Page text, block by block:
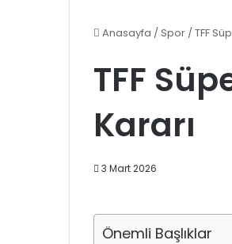
Anasayfa /Spor /TFF
TFF
Kararı
3 Mart 2026
Önemli Başlıklar